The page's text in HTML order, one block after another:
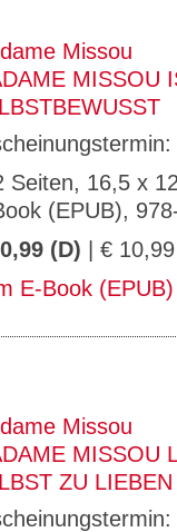
Missou
MISSOU
Seiten, 16,5 x
(EPUB),
(D) | €
E-Book (EPUB)
Missou
MISSOU
ZU LIEBEN